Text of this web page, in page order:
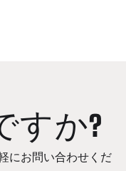
すか?
にお問い合わせくだ